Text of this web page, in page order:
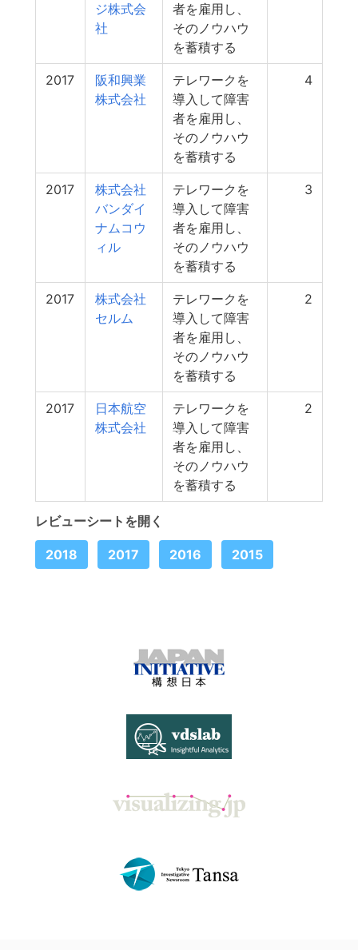
ジ株式会
社
者を雇用し、
そのノウハウ
を蓄積する
2017
阪和興業
株式会社
テレワークを
導入して障害
者を雇用し、
そのノウハウ
を蓄積する
4
2017
株式会社
バンダイ
ナムコウ
ィル
テレワークを
導入して障害
者を雇用し、
そのノウハウ
を蓄積する
3
2017
株式会社
セルム
テレワークを
導入して障害
者を雇用し、
そのノウハウ
を蓄積する
2
2017
日本航空
株式会社
テレワークを
導入して障害
者を雇用し、
そのノウハウ
を蓄積する
2
レビューシートを開く
2018 2017 2016 2015